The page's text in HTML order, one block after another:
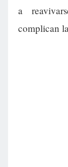
a
complican